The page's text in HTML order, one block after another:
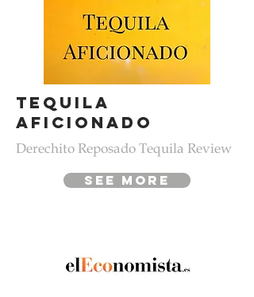
Tequila
Aficionado
Derechito Reposado Tequila Review
see more